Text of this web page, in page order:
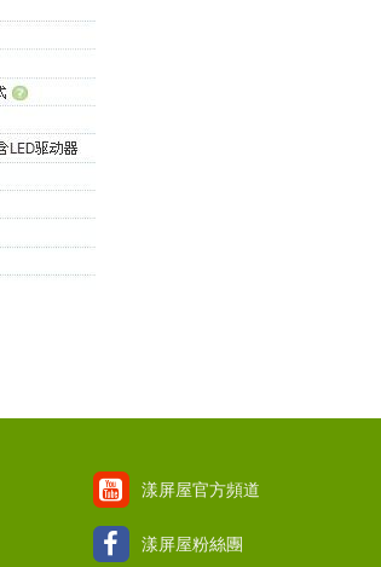
漾屏屋官方頻道
漾屏屋粉絲團